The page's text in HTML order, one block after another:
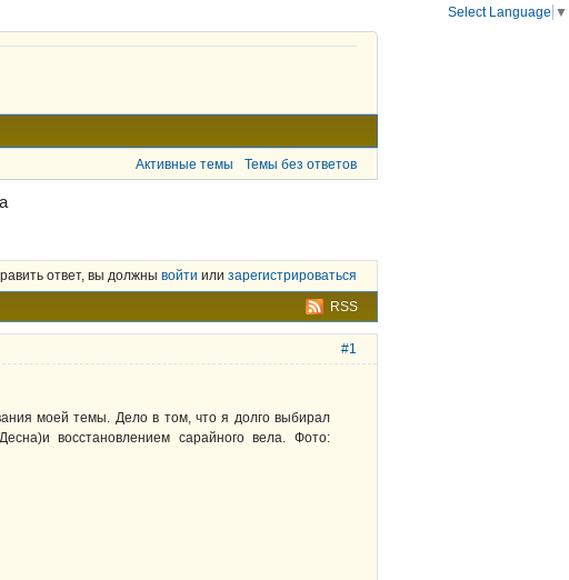
Активные темы Темы без ответов
ответ, вы должны войти или зарегистрироваться
RSS
#1
моей темы. Дело в том, что я долго выбирал
восстановлением сарайного вела. Фото:
Select Language ▼